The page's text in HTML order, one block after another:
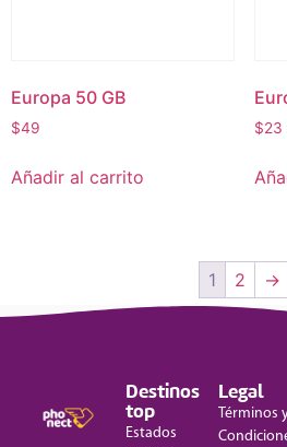
Europa 50 GB
$49
Añadir al carrito
$23
1 2 →
Destinos
top
Estados
Legal
Términos